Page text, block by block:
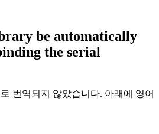
be automatically
the serial
번역되지 않았습니다. 아래에 영어